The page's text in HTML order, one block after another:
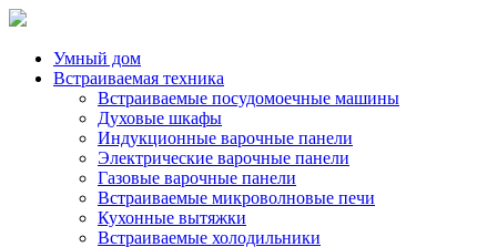
Умный дом
Встраиваемая техника
Встраиваемые посудомоечные машины
Духовые шкафы
Индукционные варочные панели
Электрические варочные панели
Газовые варочные панели
Встраиваемые микроволновые печи
Кухонные вытяжки
Встраиваемые холодильники